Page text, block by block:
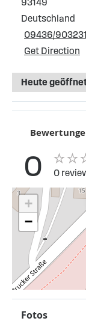
93149
Deutschland
09436/903231
Get Direction
Heute
0 0
+
−
Fotos